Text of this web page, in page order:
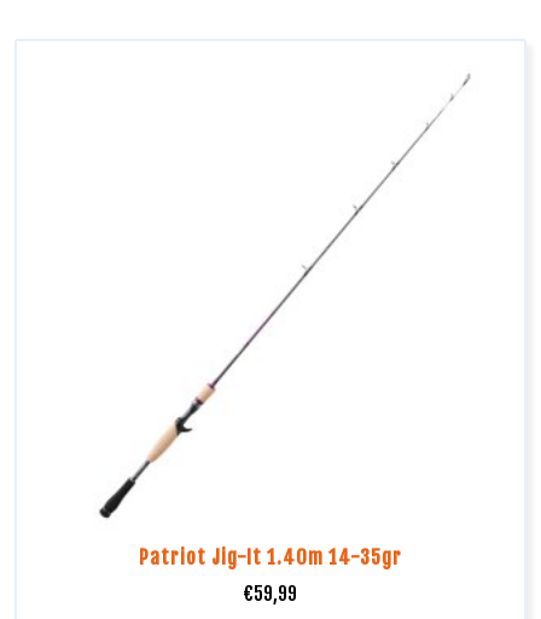
Patriot Jig-It 1.40m 14-35gr
€59,99